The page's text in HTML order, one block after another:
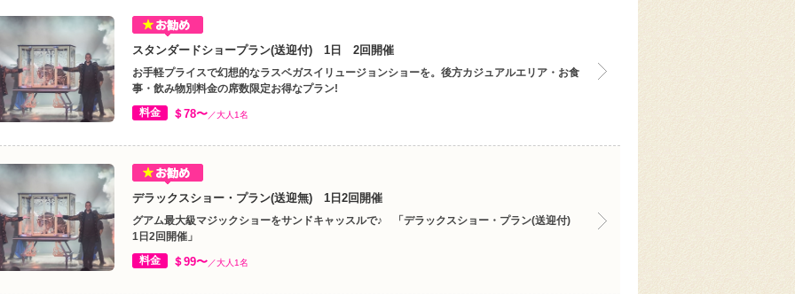
スタンダードショープラン(送迎付) 1日 2回開催
お手軽プライスで幻想的なラスベガスイリュージョンショーを。後方カジュアルエリア・お食
事・飲み物別料金の席数限定お得なプラン!
料金
＄78〜／大人1名
デラックスショー・プラン(送迎無) 1日2回開催
グアム最大級マジックショーをサンドキャッスルで♪ 「デラックスショー・プラン(送迎付)
1日2回開催」
料金
＄99〜／大人1名